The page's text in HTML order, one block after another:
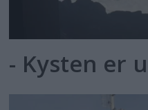
- Kysten er